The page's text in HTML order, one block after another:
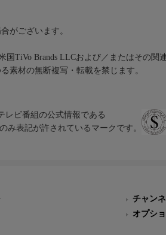
がございます。
TiVo Brands LLCおよび／またはその関
素材の無断複写・転載を禁じます。
レビ番組の公式情報である
み表記が許されているマークです。
チャン
オプシ